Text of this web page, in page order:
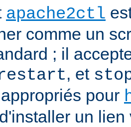
apache2ctl
comme un
; il
, et
pour
un